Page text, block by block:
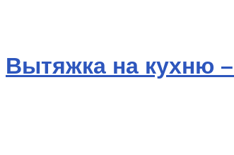
Вытяжка на кухню